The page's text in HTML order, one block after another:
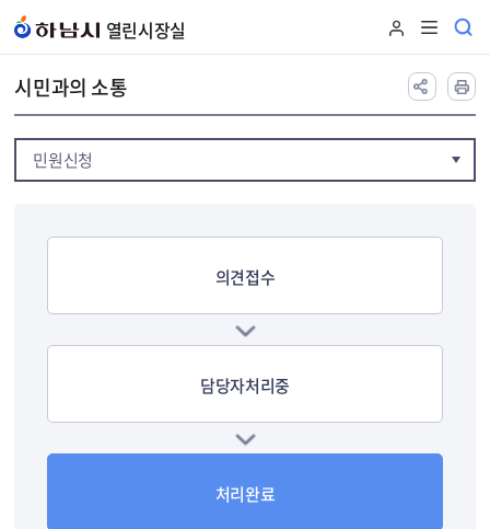
열린시장실
시민과의 소통
민원신청
의견접수
담당자처리중
처리완료